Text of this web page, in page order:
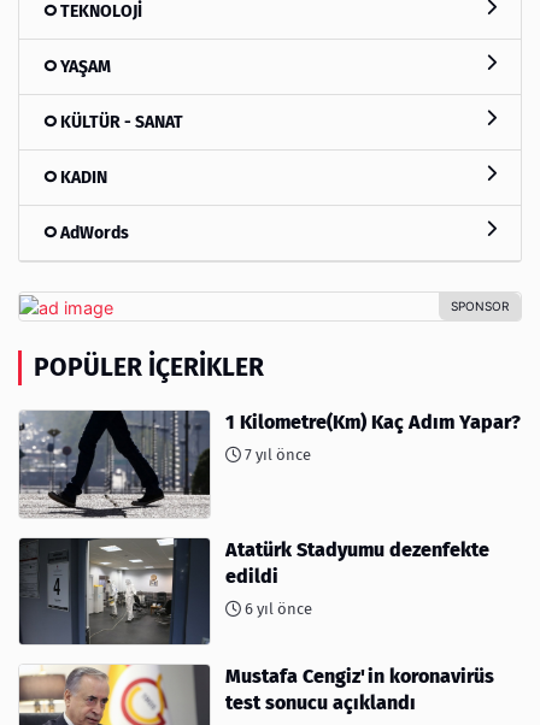
TEKNOLOJİ
YAŞAM
KÜLTÜR - SANAT
KADIN
AdWords
POPÜLER İÇERIKLER
1 Kilometre(Km) Kaç Adım Yapar?
7 yıl önce
Atatürk Stadyumu dezenfekte
edildi
6 yıl önce
Mustafa Cengiz'in koronavirüs
test sonucu açıklandı